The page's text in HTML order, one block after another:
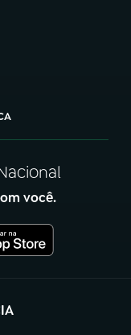
você.
nova aba)